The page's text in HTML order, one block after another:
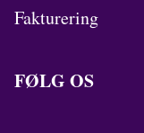
Fakturering
FØLG OS